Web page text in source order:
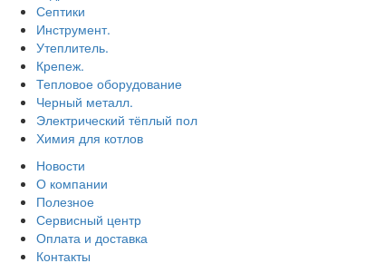
Септики
Инструмент.
Утеплитель.
Крепеж.
Тепловое оборудование
Черный металл.
Электрический тёплый пол
Химия для котлов
Новости
О компании
Полезное
Сервисный центр
Оплата и доставка
Контакты